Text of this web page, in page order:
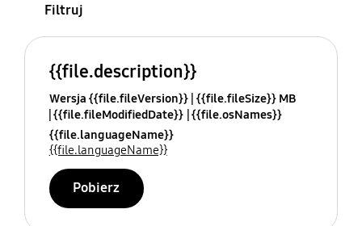
Filtruj
{{file.description}}
Wersja {{file.fileVersion}} {{file.fileSize}} MB
{{file.fileModifiedDate}} {{file.osNames}}
{{file.languageName}}
{{file.languageName}}
Pobierz